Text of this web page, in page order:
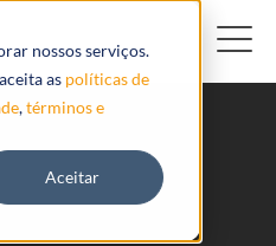
nossos serviços.
as políticas de
,términos e
Aceitar